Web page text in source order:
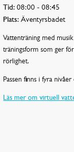
Tid: 08:00 - 08:45
Plats: Äventyrsbadet
Vattenträning med
träningsform som ger
rörlighet.
Passen finns i fyra
Läs mer om virtuell